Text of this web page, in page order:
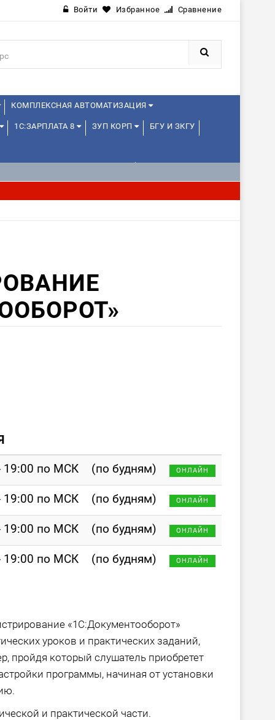
Войти Избранное Сравнение
КОМПЛЕКСНАЯ АВТОМАТИЗАЦИЯ
1С:ЗАРПЛАТА 8 ЗУП КОРП БГУ И ЗКГУ
19:00 по МСК (по будням) ОНЛАЙН
19:00 по МСК (по будням) ОНЛАЙН
19:00 по МСК (по будням) ОНЛАЙН
19:00 по МСК (по будням) ОНЛАЙН
«1С:Документооборот»
уроков и практических заданий,
пройдя который слушатель приобретет
программы, начиная от установки
и практической части.